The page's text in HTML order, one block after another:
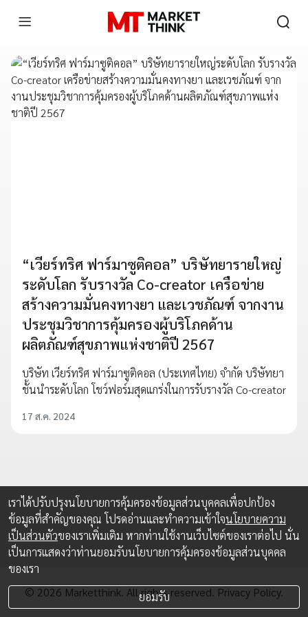
“เวียร์ทริศ ฟาร์มาซูติคอล” บริษัทยารายใหญ่
ระดับโลก รับรางวัล Co-creator เครือข่าย
สร้างความมั่นคงทางยา และเวชภัณฑ์ จากงาน
ประชุมวิชาการคุ้มครองผู้บริโภคด้าน
ผลิตภัณฑ์สุขภาพแห่งชาติปี 2567
บริษัท เวียร์ทริศ ฟาร์มาซูติคอล (ประเทศไทย) จำกัด บริษัทยา
ชั้นนำระดับโลก โชว์ฟอร์มสุดแกร่งในการรับรางวัล Co-creator
17 ส.ค. 2024
© 2026 Marketthink. All rights reserved. Privacy Policy.
เราได้ปรับปรุงนโยบายการคุ้มครองข้อมูลส่วนบุคคลเพื่อปกป้อง
ข้อมูลที่สำคัญของคุณ โปรดอ่านและทำความเข้าใจนโยบายความ
เป็นส่วนตัวของเราเพิ่มเติม หากท่านใช้งานเว็บไซต์ของเราต่อไป นั่น
เป็นการแสดงว่าท่านยอมรับนโยบายการคุ้มครองข้อมูลส่วนบุคคล
ของเรา
ยอมรับ